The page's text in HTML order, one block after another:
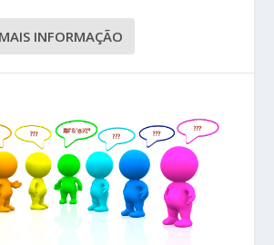
INFORMAÇÃO